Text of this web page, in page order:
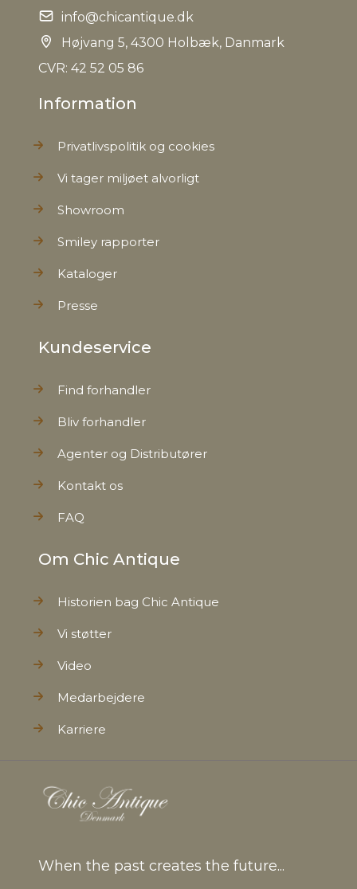
EAN
Tariffnumber
Bruttovægt
Nettovægt
info@chicantique.dk
Højvang 5, 4300 Holbæk, Danmark
CVR: 42 52 05 86
Information
Privatlivspolitik og cookies
Vi tager miljøet alvorligt
Showroom
Smiley rapporter
Kataloger
Presse
Kundeservice
Find forhandler
Bliv forhandler
Agenter og Distributører
Kontakt os
FAQ
Om Chic Antique
Historien bag Chic Antique
Vi støtter
Video
Medarbejdere
Karriere
When the past creates the future...